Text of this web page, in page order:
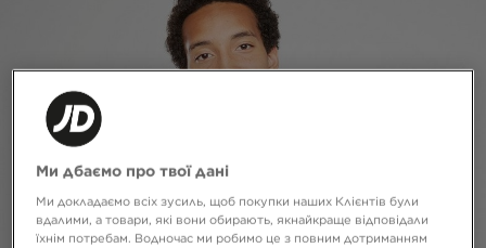
Ми дбаємо про твої дані
Ми докладаємо всіх зусиль, щоб покупки наших Клієнтів були
вдалими, а товари, які вони обирають, якнайкраще відповідали
їхнім потребам. Водночас ми робимо це з повним дотриманням